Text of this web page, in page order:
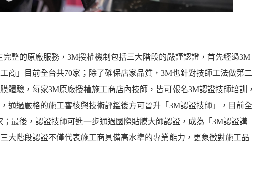
整的原廠服務，3M授權機制包括三大階段的嚴謹認證，首先經過3M
商」目前全台共70家；除了確保店家品質，3M也針對技師工法做第二
體驗，每家3M原廠授權施工商店內技師，皆可報名3M認證技師培訓，
通過嚴格的施工審核與技術評鑑後方可晉升「3M認證技師」，目前全
最後，認證技師可進一步通過國際貼膜大師認證，成為「3M認證講
大階段認證不僅代表施工商具備高水準的專業能力，更象徵對施工品